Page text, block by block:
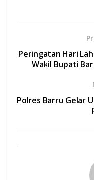
o
o
A
p
er
Peringatan Hari
Wakil Bupati
Polres Barru Gelar